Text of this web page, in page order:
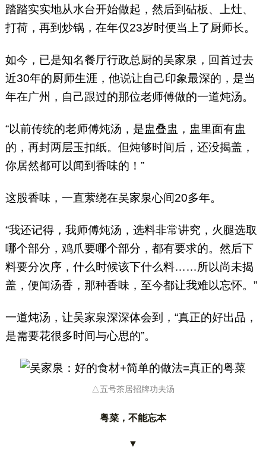
踏踏实实地从水台开始做起，然后到砧板、上灶、
打荷，再到炒锅，在年仅23岁时便当上了厨师长。
如今，已是知名餐厅行政总厨的吴家泉，回首过去
近30年的厨师生涯，他说让自己印象最深的，是当
年在广州，自己跟过的那位老师傅做的一道炖汤。
“以前传统的老师傅炖汤，是盅叠盅，盅里面有盅
的，再封两层玉扣纸。但炖够时间后，还没揭盖，
你居然都可以闻到香味的！”
这股香味，一直萦绕在吴家泉心间20多年。
“我还记得，我师傅炖汤，选料非常讲究，火腿选取
哪个部分，鸡爪要哪个部分，都有要求的。然后下
料要分次序，什么时候该下什么料……所以尚未揭
盖，便闻汤香，那种香味，至今都让我难以忘怀。”
一道炖汤，让吴家泉深深体会到，“真正的好出品，
是需要花很多时间与心思的”。
△五号茶居招牌功夫汤
粤菜，不能忘本
▼